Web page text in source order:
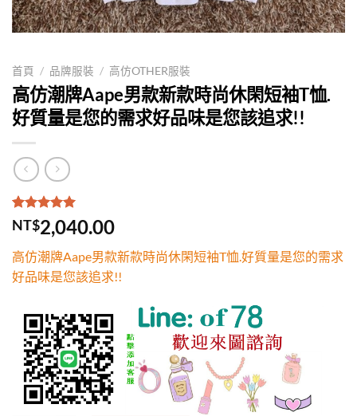
首頁 / 品牌服裝 / 高仿OTHER服裝
高仿潮牌Aape男款新款時尚休閑短袖T恤.
好質量是您的需求好品味是您該追求!!
評分5.00 /
5，已有
1
位
分
NT$2,040.00
高仿潮牌Aape男款新款時尚休閑短袖T恤.好質量是您的需求
好品味是您該追求!!